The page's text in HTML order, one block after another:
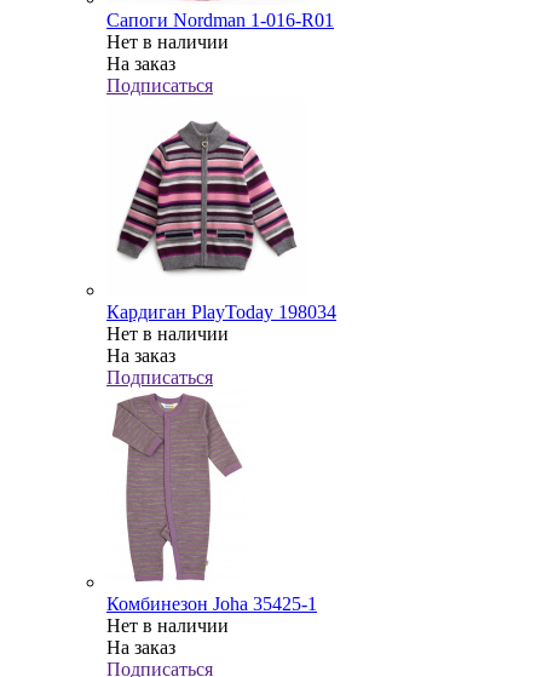
Сапоги Nordman 1-016-R01
Нет в наличии
На заказ
Подписаться
Кардиган PlayToday 198034
Нет в наличии
На заказ
Подписаться
Комбинезон Joha 35425-1
Нет в наличии
На заказ
Подписаться